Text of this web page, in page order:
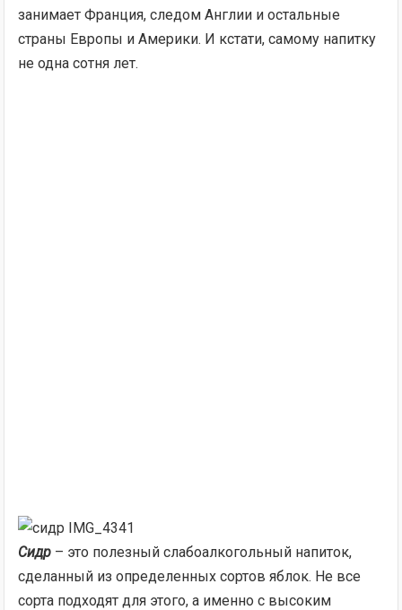
занимает Франция, следом Англии и остальные
страны Европы и Америки. И кстати, самому напитку
не одна сотня лет.
Сидр – это полезный слабоалкогольный напиток,
сделанный из определенных сортов яблок. Не все
сорта подходят для этого, а именно с высоким